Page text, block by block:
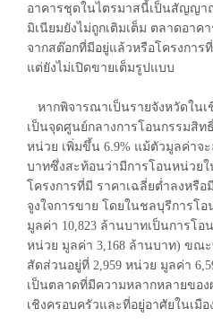
อาคารชุดในไตรมาสนี้เป็นสัญญ
มิเนียมยังไม่ถูกเติมเต็ม ตลาดอา
จากสต๊อกที่มีอยู่แล้วหรือโครงกา
แต่ยังไม่เปิดขายเต็มรูปแบบ
หากพิจารณาเป็นรายจังหวัดใน
เป็นจุดศูนย์กลางการโอนกรรมสิท
หน่วย เพิ่มขึ้น 6.9% แม้ตัวมูลค่าจะ
บาทซึ่งสะท้อนว่ามีการโอนหน่วย
โครงการที่มี ราคาเฉลี่ยต่ำลงหรื
จูงใจการขาย โดยในชลบุรีการโ
มูลค่า 10,823 ล้านบาทเป็นการโอ
หน่วย มูลค่า 3,168 ล้านบาท) ขณ
สัดส่วนอยู่ที่ 2,959 หน่วย มูลค่า
เป็นตลาดที่มีความหลากหลายขอ
เชิงครอบครัวและที่อยู่อาศัยในเมื